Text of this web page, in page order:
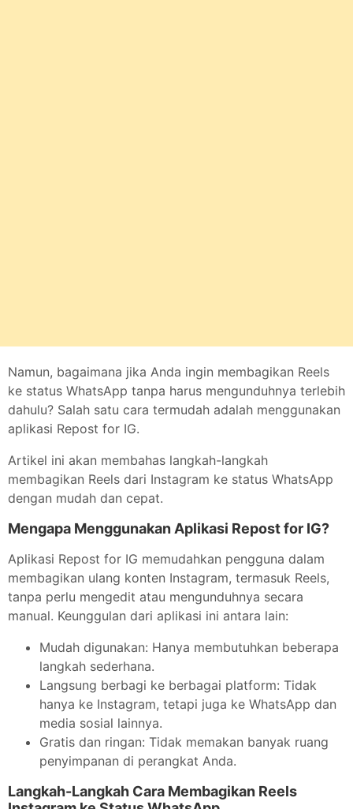
Namun, bagaimana jika Anda ingin membagikan Reels
ke status WhatsApp tanpa harus mengunduhnya terlebih
dahulu? Salah satu cara termudah adalah menggunakan
aplikasi Repost for IG.
Artikel ini akan membahas langkah-langkah
membagikan Reels dari Instagram ke status WhatsApp
dengan mudah dan cepat.
Mengapa Menggunakan Aplikasi Repost for IG?
Aplikasi Repost for IG memudahkan pengguna dalam
membagikan ulang konten Instagram, termasuk Reels,
tanpa perlu mengedit atau mengunduhnya secara
manual. Keunggulan dari aplikasi ini antara lain:
Mudah digunakan: Hanya membutuhkan beberapa
langkah sederhana.
Langsung berbagi ke berbagai platform: Tidak
hanya ke Instagram, tetapi juga ke WhatsApp dan
media sosial lainnya.
Gratis dan ringan: Tidak memakan banyak ruang
penyimpanan di perangkat Anda.
Langkah-Langkah Cara Membagikan Reels